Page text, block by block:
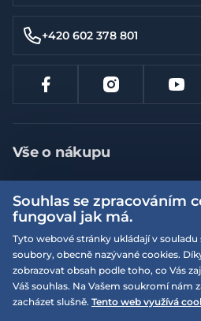
+420 602 378 801
Vše o nákupu
Jak nakupovat
Nejčastější dotazy
Doprava a platba
Vrácení a výměna zboží
Reklamace
Více informací
Obchodní podmínky
Podmínky EQS
On-line katalogy
Naše prodejny
EQS Rudná
Souhlas se zpracováním
fungoval jak má.
Tyto webové stránky ukládají v souladu
soubory, obecně nazývané cookies.
zobrazovat obsah podle toho, co Vás
Váš souhlas. Na Vašem soukromí nám
zacházet slušně. Tento web využívá